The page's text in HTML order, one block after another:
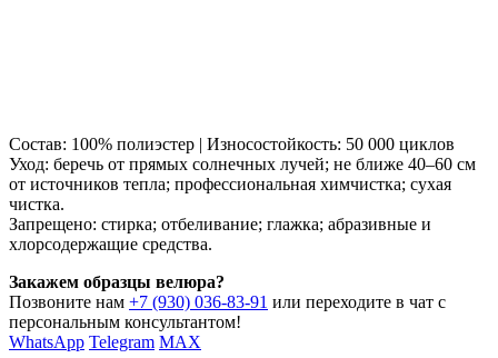
Состав: 100% полиэстер | Износостойкость: 50 000 циклов
Уход: беречь от прямых солнечных лучей; не ближе 40–60 см
от источников тепла; профессиональная химчистка; сухая
чистка.
Запрещено: стирка; отбеливание; глажка; абразивные и
хлорсодержащие средства.
Закажем образцы велюра?
Позвоните нам +7 (930) 036-83-91 или переходите в чат с
персональным консультантом!
WhatsApp Telegram MAX